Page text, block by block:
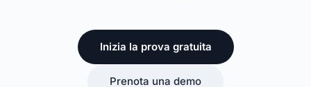
Inizia la prova gratuita
Prenota una demo